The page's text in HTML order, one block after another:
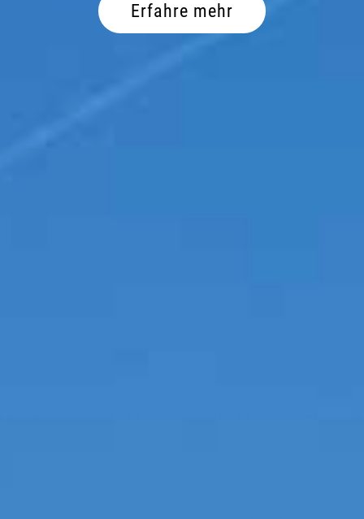
Erfahre mehr